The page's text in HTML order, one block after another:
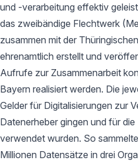
und -verarbeitung effektiv
das zweibändige Flechtwerk
zusammen mit der
ehrenamtlich erstellt und
Aufrufe zur Zusammenarbeit
Bayern realisiert werden. Die
Gelder für Digitalisierungen zur
Datenerheber gingen und für
verwendet wurden. So
Millionen Datensätze in drei